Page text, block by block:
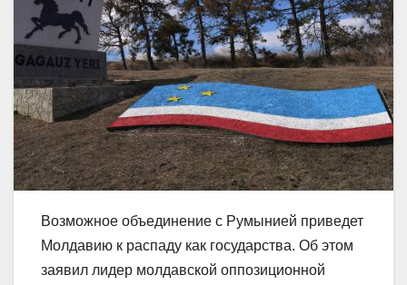
Возможное объединение с Румынией приведет
Молдавию к распаду как государства. Об этом
заявил лидер молдавской оппозиционной